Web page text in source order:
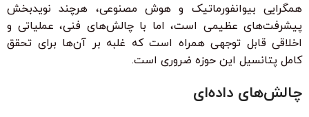
همگرایی بیوانفورماتیک و هوش مصنوعی، هرچند نویدبخش
پیشرفت‌های عظیمی است، اما با چالش‌های فنی، عملیاتی و
اخلاقی قابل توجهی همراه است که غلبه بر آن‌ها برای تحقق
کامل پتانسیل این حوزه ضروری است.
چالش‌های داده‌ای